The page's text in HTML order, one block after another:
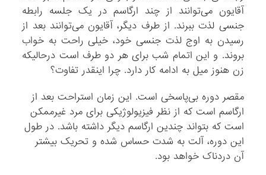
آقایون می‌توانند از چند ارگاسم در یک جلسه رابطه‌
جنسی لذت ببرند. از طرف دیگر، آقایون می‌توانند بعد از
رسیدن به اوج لذت جنسی خود، خیلی راحت به خواب
بروند. و این اتمام شب برای هر دو طرف است درحالیکه
زن هنوز میل به ادامه کار دارد. چرا اینقدر تفاوت؟
مقصر دوره بی‌پاسخی است. این زمان استراحت بعد از
ارگاسم است که از نظر فیزیولوژیکی برای مرد غیرممکن
است که بتواند چندین ارگاسم دیگر داشته باشد. در طول
این دوره، آلت به شدت حساس شده و تحریک بیشتر
آن دردناک خواهد بود.